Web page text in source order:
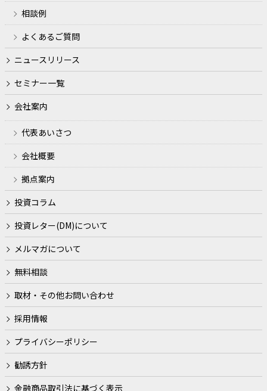
取引や取引等における期日管理等、継続的なお取引におけ
る管理のため
適合性の原則等に照らした判断等、金融商品やサービスの
提供にかかる妥当性の判断のため
他の事業者等から個人情報の処理の全部または一部につい
て委託された場合等において、委託された当該業務を適切
に遂行するため
契約（当社とお客様との間の契約及び当社の業務に直接的
または間接的に関連する契約をいいます。）や法律等に基
づく権利の行使や義務の履行のため
市場調査、ならびにデータ分析やアンケートの実施等によ
る金融商品やサービスの研究や開発のため
ダイレクトメールの発送等、金融商品やサービスに関する
各種ご提案のため
提携会社等の商品やサービスの各種ご提案のため
各種お取引の解約やお取引解約後の事後管理のため
その他、当社がご提供する金融商品やサービスを適切かつ
円滑に履行するため
金融商品取引法に基づく有価証券の勧誘、売買の仲介、サ
ービスの案内を行うため
生命保険会社より保険募集業務の委託を受けて、当該業務
相談例
よくあるご質問
ニュースリリース
セミナー一覧
会社案内
代表あいさつ
会社概要
拠点案内
投資コラム
投資レター(DM)について
メルマガについて
無料相談
取材・その他お問い合わせ
採用情報
プライバシーポリシー
勧誘方針
金融商品取引法に基づく表示